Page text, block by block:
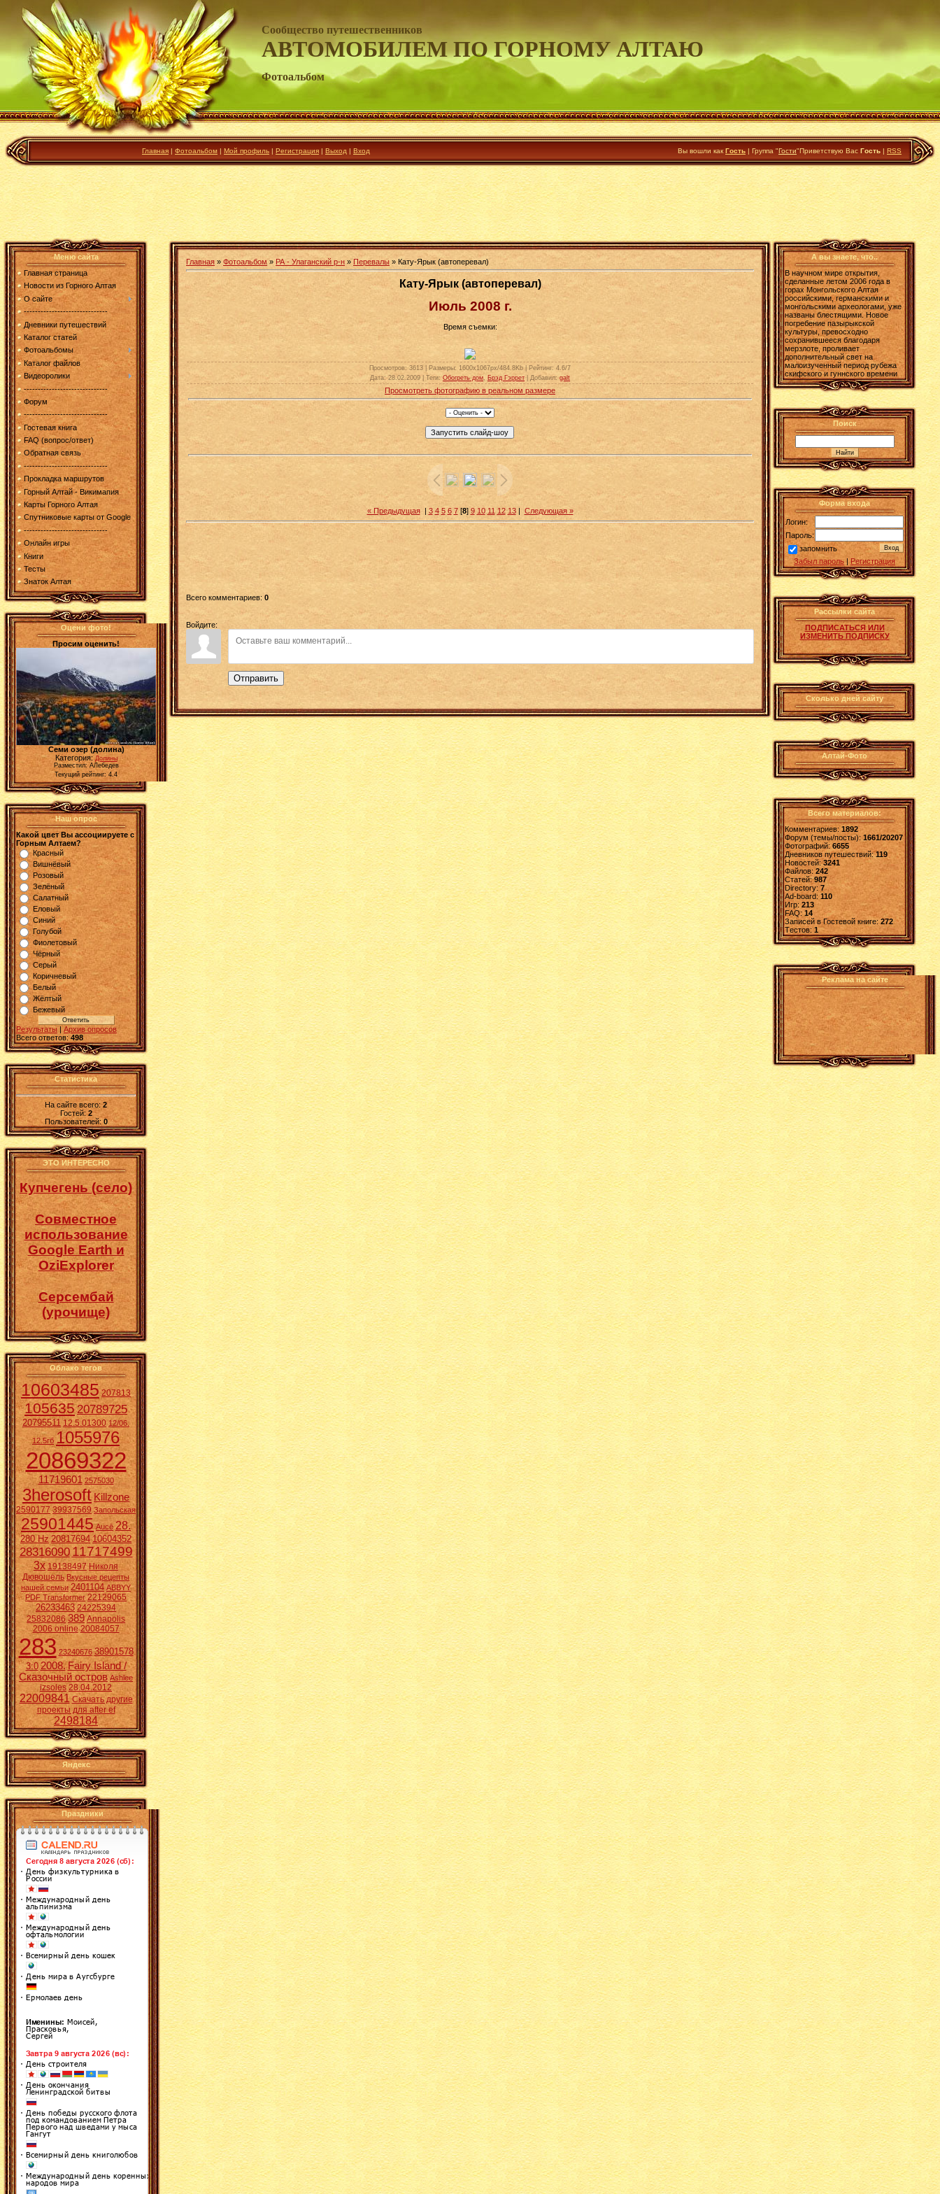
Сообщество путешественников
АВТОМОБИЛЕМ ПО ГОРНОМУ АЛТАЮ
Фотоальбом
Главная | Фотоальбом | Мой профиль | Регистрация | Выход | Вход Вы вошли как Гость | Группа "Гости"Приветствую Вас Гость | RSS
Меню сайта
Главная страница
Новости из Горного Алтая
О сайте
------------------------------
Дневники путешествий
Каталог статей
Фотоальбомы
Каталог файлов
Видеоролики
------------------------------
Форум
------------------------------
Гостевая книга
FAQ (вопрос/ответ)
Обратная связь
------------------------------
Прокладка маршрутов
Горный Алтай - Викимапия
Карты Горного Алтая
Спутниковые карты от Google
------------------------------
Онлайн игры
Книги
Тесты
Знаток Алтая
Оцени фото!
Просим оценить!
Семи озер (долина)
Категория:Долины
Разместил: АЛебедев
Текущий рейтинг: 4.4
Наш опрос
Какой цвет Вы ассоциируете с
Горным Алтаем?
Красный
Вишнёвый
Розовый
Зелёный
Салатный
Еловый
Синий
Голубой
Фиолетовый
Чёрный
Серый
Коричневый
Белый
Жёлтый
Бежевый
Результаты | Архив опросов
Всего ответов: 498
Статистика
На сайте всего:2
Гостей:2
Пользователей: 0
ЭТО ИНТЕРЕСНО
Купчегень (село)
Совместное
использование
Google Earth и
OziExplorer
Cерсембай
(урочище)
Облако тегов
10603485 207813
10563520789725
20795511 12.5.01300 12/06.
12.5гб 1055976
20869322
11719601 2575030
3herosoft Killzone
2590177 39937569 Запольская
25901445 Aucē 28.
280 Hz 20817694 10604352
2831609011717499
3x 19138497 Николя
Дювошель Вкусные рецепты
нашей семьи 2401104 ABBYY
PDF Transformer 22129065
26233463 24225394
25832086 389 Annapolis
2006 online 20084057
283 23240676 38901578
3:0 2008. Fairy Island /
Сказочный остров Ashlee
izsoles 28.04.2012
22009841 Скачать другие
проекты для after ef
2498184
Яндекс
Праздники
Главная » Фотоальбом» РА - Улаганский р-н » Перевалы » Кату-Ярык (автоперевал)
Кату-Ярык (автоперевал)
Июль 2008 г.
Время съемки:
Просмотров: 3613 | Размеры: 1600x1067px/484.8Kb | Рейтинг: 4.6/7
Дата: 28.02.2009 | Теги: Обогреть дом Брэд Гэррет Добавил:galt
Просмотреть фотографию в реальном размере
« Предыдущая| 3 4 5 6 7[8] 9 10 11 12 13| Следующая »
Всего комментариев: 0
Войдите:
Отправить
А вы знаете, что..
В научном мире открытия,
сделанные летом 2006 года в
горах Монгольского Алтая
российскими, германскими и
монгольскими археологами, уже
названы блестящими. Новое
погребение пазырыкской
культуры, превосходно
сохранившееся благодаря
мерзлоте, проливает
дополнительный свет на
малоизученный период рубежа
скифского и гуннского времени
Поиск
Форма входа
Логин:
Пароль:
запомнить
Забыл пароль | Регистрация
Рассылки сайта
ПОДПИСАТЬСЯ ИЛИ
ИЗМЕНИТЬ ПОДПИСКУ
Сколько дней сайту
Алтай-Фото
Всего материалов:
Комментариев: 1892
Форум (темы/посты):1661/20207
Фотографий:6655
Дневников путешествий:119
Новостей:3241
Файлов: 242
Статей:987
Directory: 7
Ad-board:110
Игр: 213
FAQ:14
Записей в Гостевой книге:272
Tестов: 1
Реклама на сайте